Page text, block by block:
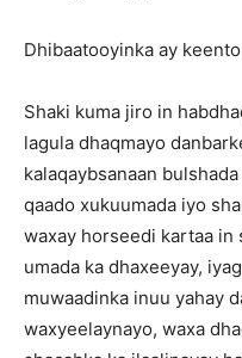
Dhibaatooyinka ay
Shaki kuma jiro in
lagula dhaqmayo
kalaqaybsanaan
qaado xukuumada iyo
waxay horseedi kartaa in
umada ka dhaxeeyay,
muwaadinka inuu yahay
waxyeelaynayo, waxa